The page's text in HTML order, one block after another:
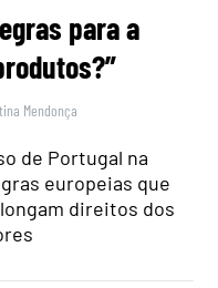
para a
Mendonça
de Portugal na
europeias que
direitos dos